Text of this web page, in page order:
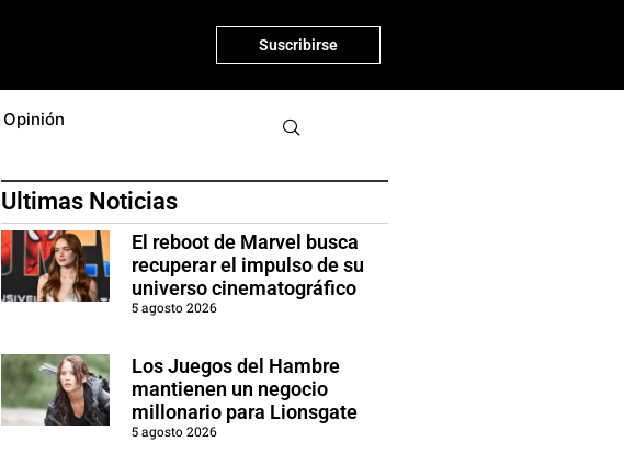
Suscribirse
Opinión
Ultimas Noticias
El reboot de Marvel busca
recuperar el impulso de su
universo cinematográfico
5 agosto 2026
Los Juegos del Hambre
mantienen un negocio
millonario para Lionsgate
5 agosto 2026